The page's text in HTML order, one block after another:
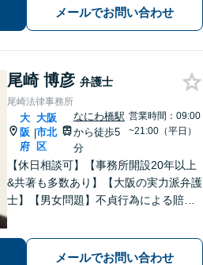
士」であり続けます！最後まであなた
の味方です！【初回相談無料】
メールでお問い合わせ
尾崎 博彦 弁護士
尾崎法律事務所
大
阪
府
|
大阪
市北
区
なにわ橋駅
から徒歩5
分
営業時間：09:00
~21:00（平日）
【休日相談可】【事務所開設20年以上
&共著も多数あり】【大阪の実力派弁護
士】【男女問題】不貞行為による賠償
を。【借金問題】自己破産の対応豊富
メールでお問い合わせ